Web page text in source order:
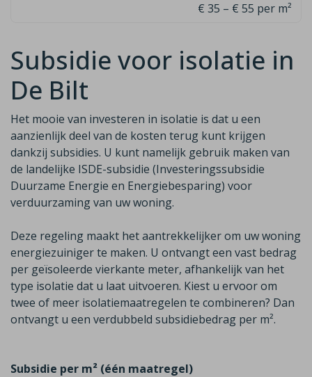
€ 35 – € 55 per m²
Subsidie voor isolatie in
De Bilt
Het mooie van investeren in isolatie is dat u een
aanzienlijk deel van de kosten terug kunt krijgen
dankzij subsidies. U kunt namelijk gebruik maken van
de landelijke ISDE-subsidie (Investeringssubsidie
Duurzame Energie en Energiebesparing) voor
verduurzaming van uw woning.
Deze regeling maakt het aantrekkelijker om uw woning
energiezuiniger te maken. U ontvangt een vast bedrag
per geïsoleerde vierkante meter, afhankelijk van het
type isolatie dat u laat uitvoeren. Kiest u ervoor om
twee of meer isolatiemaatregelen te combineren? Dan
ontvangt u een verdubbeld subsidiebedrag per m².
Subsidie per m² (één maatregel)